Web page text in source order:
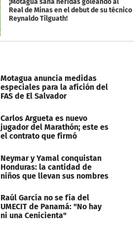
¡Motagua sana heridas goleando al
Real de Minas en el debut de su técnico
Reynaldo Tilguath!
Motagua anuncia medidas
especiales para la afición del
FAS de El Salvador
Carlos Argueta es nuevo
jugador del Marathón; este es
el contrato que firmó
Neymar y Yamal conquistan
Honduras: la cantidad de
niños que llevan sus nombres
Raúl García no se fía del
UMECIT de Panamá: "No hay
ni una Cenicienta"